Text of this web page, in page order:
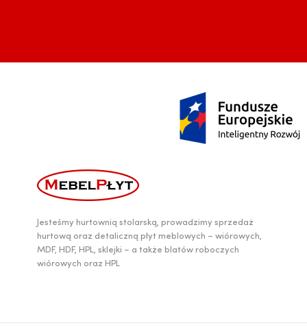
Jesteśmy hurtownią stolarską, prowadzimy sprzedaż
hurtową oraz detaliczną płyt meblowych – wiórowych,
MDF, HDF, HPL, sklejki – a także blatów roboczych
wiórowych oraz HPL